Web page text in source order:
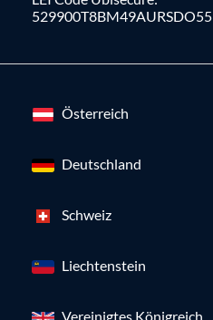
529900T8BM49AURSDO55
Österreich
Deutschland
Schweiz
Liechtenstein
Vereinigtes Königreich